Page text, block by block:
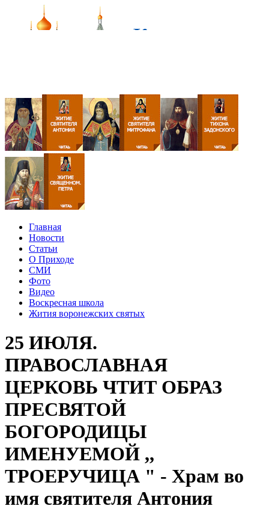
Главная
Новости
Статьи
О Приходе
СМИ
Фото
Видео
Воскресная школа
Жития воронежских святых
25 ИЮЛЯ.
ПРАВОСЛАВНАЯ
ЦЕРКОВЬ ЧТИТ ОБРАЗ
ПРЕСВЯТОЙ
БОГОРОДИЦЫ
ИМЕНУЕМОЙ ,,
ТРОЕРУЧИЦА " - Храм во
имя святителя Антония